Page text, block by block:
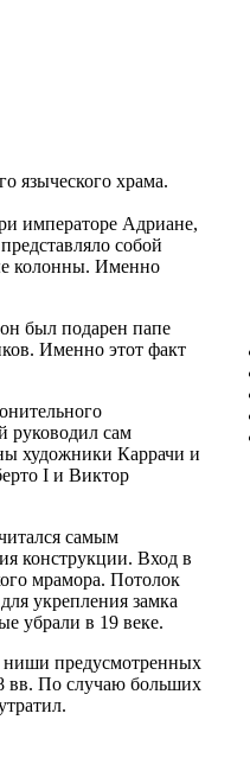
языческого храма.
императоре Адриане,
собой
колонны. Именно
был подарен папе
Именно этот факт
руководил сам
художники Каррачи и
I и Виктор
самым
конструкции. Вход в
мрамора. Потолок
укрепления замка
убрали в 19 веке.
предусмотренных
вв. По случаю больших